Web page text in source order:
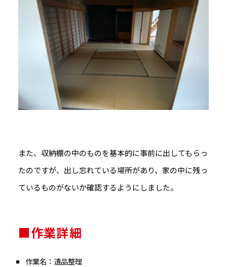
また、収納棚の中のものを基本的に事前に出してもらっ
たのですが、出し忘れている場所があり、家の中に残っ
ているものがないか確認するようにしました。
■作業詳細
作業名：遺品整理